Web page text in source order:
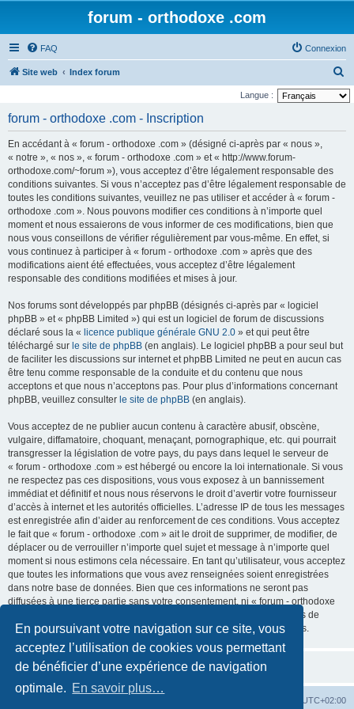
En poursuivant votre navigation sur ce site, vous
acceptez l’utilisation de cookies vous permettant
de bénéficier d’une expérience de navigation
optimale. En savoir plus…
forum - orthodoxe .com
FAQ Connexion
Site web Index forum
e
Langue :
forum - orthodoxe .com - Inscription
En accédant à « forum - orthodoxe .com » (désigné ci-après par « nous »,
« notre », « nos », « forum - orthodoxe .com » et « http://www.forum-
orthodoxe.com/~forum »), vous acceptez d’être légalement responsable des
conditions suivantes. Si vous n’acceptez pas d’être légalement responsable de
toutes les conditions suivantes, veuillez ne pas utiliser et accéder à « forum -
orthodoxe .com ». Nous pouvons modifier ces conditions à n’importe quel
moment et nous essaierons de vous informer de ces modifications, bien que
nous vous conseillons de vérifier régulièrement par vous-même. En effet, si
vous continuez à participer à « forum - orthodoxe .com » après que des
modifications aient été effectuées, vous acceptez d’être légalement
responsable des conditions modifiées et mises à jour.
Nos forums sont développés par phpBB (désignés ci-après par « logiciel
phpBB » et « phpBB Limited ») qui est un logiciel de forum de discussions
déclaré sous la « licence publique générale GNU 2.0 » et qui peut être
téléchargé sur le site de phpBB (en anglais). Le logiciel phpBB a pour seul but
de faciliter les discussions sur internet et phpBB Limited ne peut en aucun cas
être tenu comme responsable de la conduite et du contenu que nous
acceptons et que nous n’acceptons pas. Pour plus d’informations concernant
phpBB, veuillez consulter le site de phpBB (en anglais).
Vous acceptez de ne publier aucun contenu à caractère abusif, obscène,
vulgaire, diffamatoire, choquant, menaçant, pornographique, etc. qui pourrait
transgresser la législation de votre pays, du pays dans lequel le serveur de
« forum - orthodoxe .com » est hébergé ou encore la loi internationale. Si vous
ne respectez pas ces dispositions, vous vous exposez à un bannissement
immédiat et définitif et nous nous réservons le droit d’avertir votre fournisseur
d’accès à internet et les autorités officielles. L’adresse IP de tous les messages
est enregistrée afin d’aider au renforcement de ces conditions. Vous acceptez
le fait que « forum - orthodoxe .com » ait le droit de supprimer, de modifier, de
déplacer ou de verrouiller n’importe quel sujet et message à n’importe quel
moment si nous estimons cela nécessaire. En tant qu’utilisateur, vous acceptez
que toutes les informations que vous avez renseignées soient enregistrées
dans notre base de données. Bien que ces informations ne seront pas
diffusées à une tierce partie sans votre consentement, ni « forum - orthodoxe
.com », ni phpBB, ne pourront être tenus comme responsables en cas de
tentative de piratage informatique visant à compromettre vos données.
UTC+02:00